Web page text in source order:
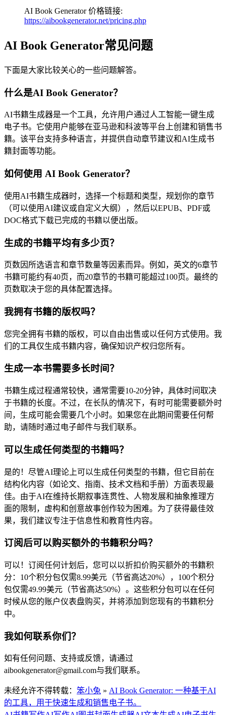
AI Book Generator 价格链接:
https://aibookgenerator.net/pricing.php
AI Book Generator常见问题
下面是大家比较关心的一些问题解答。
什么是AI Book Generator？
AI书籍生成器是一个工具，允许用户通过人工智能一键生成
电子书。它使用户能够在亚马逊和科波等平台上创建和销售书
籍。该平台支持多种语言，并提供自动章节建议和AI生成书
籍封面等功能。
如何使用 AI Book Generator？
使用AI书籍生成器时，选择一个标题和类型，规划你的章节
（可以使用AI建议或自定义大纲），然后以EPUB、PDF或
DOC格式下载已完成的书籍以便出版。
生成的书籍平均有多少页？
页数因所选语言和章节数量等因素而异。例如，英文的6章节
书籍可能约有40页，而20章节的书籍可能超过100页。最终的
页数取决于您的具体配置选择。
我拥有书籍的版权吗？
您完全拥有书籍的版权，可以自由出售或以任何方式使用。我
们的工具仅生成书籍内容，确保知识产权归您所有。
生成一本书需要多长时间？
书籍生成过程通常较快，通常需要10-20分钟，具体时间取决
于书籍的长度。不过，在长队的情况下，有时可能需要额外时
间，生成可能会需要几个小时。如果您在此期间需要任何帮
助，请随时通过电子邮件与我们联系。
可以生成任何类型的书籍吗？
是的！尽管AI理论上可以生成任何类型的书籍，但它目前在
结构化内容（如论文、指南、技术文档和手册）方面表现最
佳。由于AI在维持长期叙事连贯性、人物发展和抽象推理方
面的限制，虚构和创意故事创作较为困难。为了获得最佳效
果，我们建议专注于信息性和教育性内容。
订阅后可以购买额外的书籍积分吗？
可以！订阅任何计划后，您可以以折扣价购买额外的书籍积
分：10个积分包仅需8.99美元（节省高达20%），100个积分
包仅需49.99美元（节省高达50%）。这些积分包可以在任何
时候从您的账户仪表盘购买，并将添加到您现有的书籍积分
中。
我如何联系你们？
如有任何问题、支持或反馈，请通过
aibookgenerator@gmail.com与我们联系。
未经允许不得转载： 笨小兔 » AI Book Generator: 一种基于AI
的工具，用于快速生成和销售电子书。